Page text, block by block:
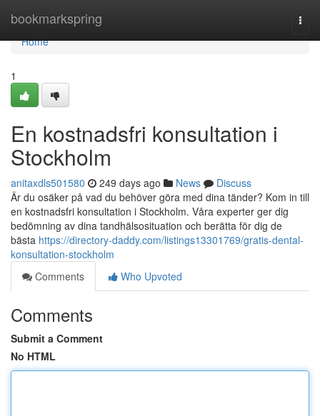
bookmarkspring
Home
Home
1
En kostnadsfri konsultation i
Stockholm
anitaxdls501580 249 days ago News
Discuss
Är du osäker på vad du behöver göra med dina tänder? Kom in till
en kostnadsfri konsultation i Stockholm. Våra experter ger dig
bedömning av dina tandhälsosituation och berätta för dig de
bästa https://directory-daddy.com/listings13301769/gratis-dental-
konsultation-stockholm
Comments
Who Upvoted
Comments
Submit a Comment
No HTML